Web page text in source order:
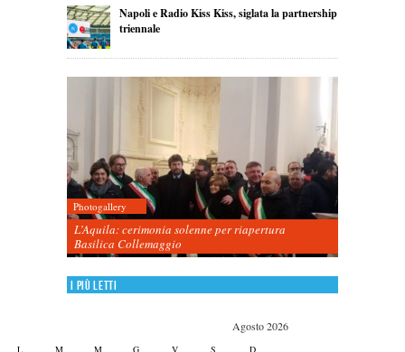
Napoli e Radio Kiss Kiss, siglata la partnership
triennale
Photogallery
L’Aquila: cerimonia solenne per riapertura
Basilica Collemaggio
I più letti
Agosto 2026
L M M G V S D